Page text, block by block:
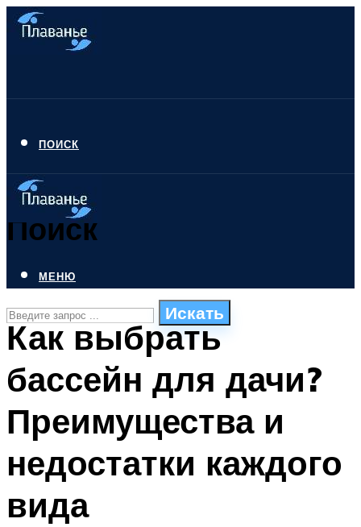
ПОИСК
Поиск
Искать
ПЛАВАНЬЕ ДЛЯ ДЕТЕЙ
БАССЕЙН ДЛЯ ДОМА
МЕНЮ
МЕНЮ
Как выбрать
бассейн для дачи?
Преимущества и
недостатки каждого
вида